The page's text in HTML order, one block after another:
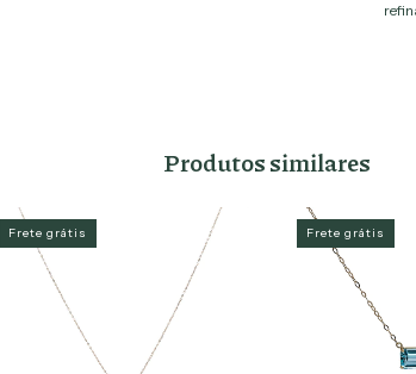
Produtos similares
Frete grátis Frete grátis